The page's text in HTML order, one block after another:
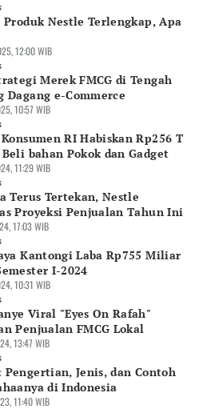
Produk Nestle Terlengkap, Apa
12:00 WIB
Merek FMCG di Tengah
Dagang e-Commerce
10:57 WIB
RI Habiskan Rp256 T
bahan Pokok dan Gadget
11:29 WIB
Terus Tertekan, Nestle
Proyeksi Penjualan Tahun Ini
17:03 WIB
Kantongi Laba Rp755 Miliar
I-2024
10:31 WIB
Viral "Eyes On Rafah"
Penjualan FMCG Lokal
13:47 WIB
Pengertian, Jenis, dan Contoh
di Indonesia
11:40 WIB